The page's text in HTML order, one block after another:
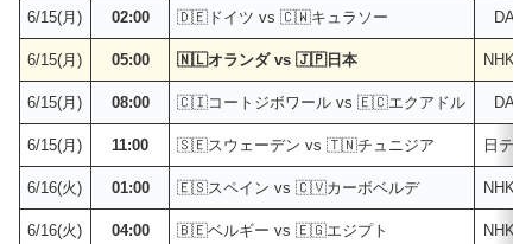
6/15(月) 02:00 🇩🇪ドイツ vs 🇨🇼キュラソー
6/15(月) 05:00 🇳🇱オランダ vs 🇯🇵日本 NHK
6/15(月) 08:00 🇨🇮コートジボワール vs 🇪🇨エクアドル
6/15(月) 11:00 🇸🇪スウェーデン vs 🇹🇳チュニジア 日テ
6/16(火) 01:00 🇪🇸スペイン vs 🇨🇻カーボベルデ NHK
6/16(火) 04:00 🇧🇪ベルギー vs 🇪🇬エジプト NHK